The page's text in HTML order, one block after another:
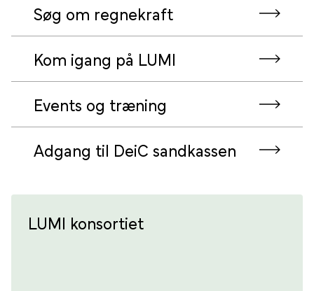
Søg om regnekraft
Kom igang på LUMI
Events og træning
Adgang til DeiC sandkassen
LUMI konsortiet